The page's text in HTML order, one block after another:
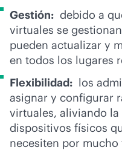
Gestión: debido a
virtuales se
pueden actualizar y
en todos los lugares
Flexibilidad: los
asignar y configurar
virtuales, aliviando
dispositivos físicos
necesiten por mucho